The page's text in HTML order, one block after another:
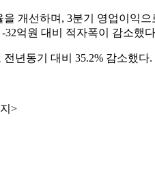
개선하며, 3분기 영업이익
억원 대비 적자폭이 감소했
년동기 대비 35.2% 감소했다.
>